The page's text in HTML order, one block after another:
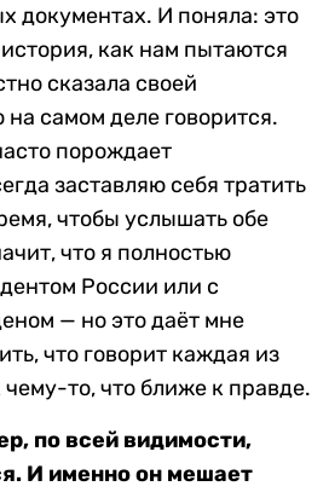
документах. И поняла: это
как нам пытаются
сказала своей
на самом деле говорится.
порождает
заставляю себя тратить
чтобы услышать обе
что я полностью
России или с
— но это даёт мне
что говорит каждая из
то, что ближе к правде.
по всей видимости,
И именно он мешает